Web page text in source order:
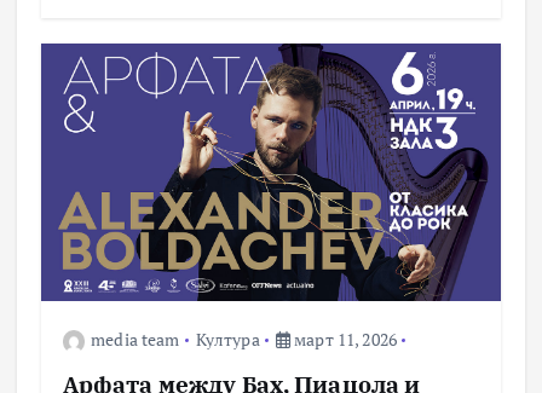
media team Култура март 11, 2026
Арфата между Бах, Пиацола и